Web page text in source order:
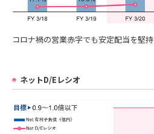
コロナ禍の営業赤字でも安定配当を堅持
ネットD/Eレシオ